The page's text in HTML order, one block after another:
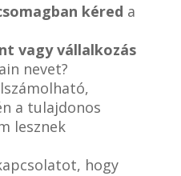
kéred a
vagy vállalkozás
nevet?
a tulajdonos
lesznek
hogy